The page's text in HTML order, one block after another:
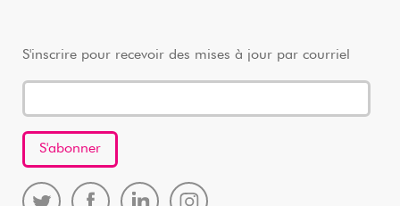
S'inscrire pour recevoir des mises à jour par courriel